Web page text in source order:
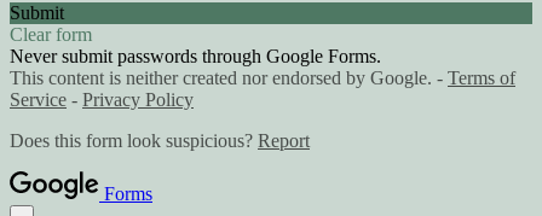
Submit
Clear form
Never submit passwords through Google Forms.
This content is neither created nor endorsed by Google. - Terms of
Service - Privacy Policy
Does this form look suspicious? Report
Forms